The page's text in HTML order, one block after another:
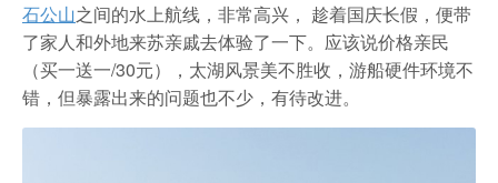
农家乐
石公山之间的水上航线，非常高兴， 趁着国庆长假，便带
了家人和外地来苏亲戚去体验了一下。应该说价格亲民
（买一送一/30元），太湖风景美不胜收，游船硬件环境不
错，但暴露出来的问题也不少，有待改进。